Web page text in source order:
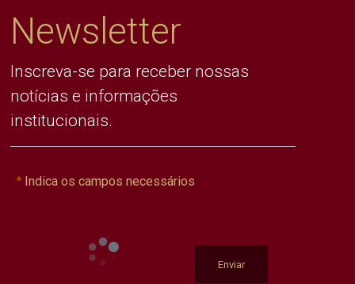
Newsletter
Inscreva-se para receber nossas
notícias e informações
institucionais.
Indica os campos necessários
Enviar